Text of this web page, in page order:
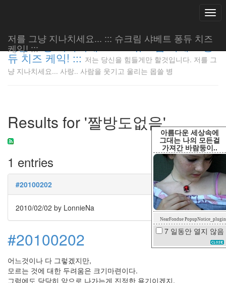
아름다운 세상속에
그대는 나의 모든걸
가져간 바람둥이..
NearFondue PopupNotice_plugin
7 일동안 열지 않음
저를 그냥 지나치세요... ::: 슈크림 샤베트 퐁듀 치즈
케익! :::
저를 그냥 지나치세요... ::: 슈크림 샤베트 퐁
듀 치즈 케익! ::: 저는 당신을 힘들게만 할것입니다. 저를 그
냥 지나치세요... 사랑.. 사람을 웃기고 울리는 몹쓸 병
Results for '짤방도없음'
1 entries
#20100202
2010/02/02 by LonnieNa
#20100202
어느것이나 다 그렇겠지만,
모르는 것에 대한 두려움은 크기마련이다.
그럼에도 당당히 앞으로 나가는게 진정한 용기이겠지.
저는 당신
을 힘들게
지나치세
요... 사
랑.. 사람
울리는 몹
쓸 병
Cloud
캐
쉬
철
길